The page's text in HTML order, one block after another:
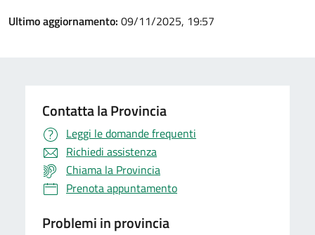
Ultimo aggiornamento: 09/11/2025, 19:57
Contatta la Provincia
Leggi le domande frequenti
Richiedi assistenza
Chiama la Provincia
Prenota appuntamento
Problemi in provincia